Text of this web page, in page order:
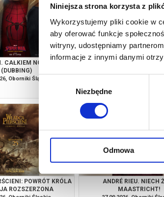
Niniejsza strona korzysta z
Wykorzystujemy pliki cookie w
aby oferować funkcje
witryny, udostępniamy
informacje z innymi danymi
Wybór
Niezbędne
Odmowa
CAŁKIEM NOWY DZIEŃ
(DUBBING)
Oborniki Śląskie
GORZKIE ŚWIĘTA
POWRÓT KRÓLA
ROZSZERZONA
ANDRÉ RIEU. NIECH
MAASTRICHT!